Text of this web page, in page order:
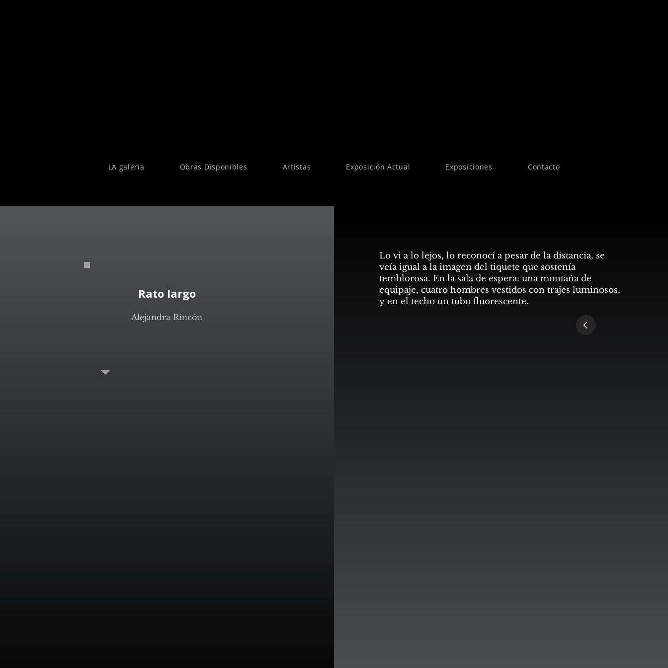
LA galeria Obras Disponibles Artistas Exposición Actual Exposiciones Contacto
Rato largo
Alejandra Rincón
Lo vi a lo lejos, lo reconocí a pesar de la distancia, se
veía igual a la imagen del tiquete que sostenía
temblorosa. En la sala de espera: una montaña de
equipaje, cuatro hombres vestidos con trajes luminosos,
y en el techo un tubo fluorescente.